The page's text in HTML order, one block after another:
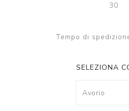
30
Tempo di
SELEZIONA